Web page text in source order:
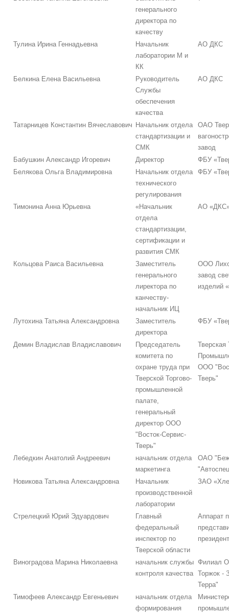
генерального
директора по
качеству
Тулина Ирина Геннадьевна
Начальник
лаборатории М и
КК
АО ДКС
Белкина Елена Васильевна
Руководитель
Службы
обеспечения
качества
АО ДКС
Татарницев Константин Вячеславович Начальник отдела
стандартизации и
СМК
ОАО
завод
Бабушкин Александр Игоревич
Директор
ФБУ
Белякова Ольга Владимировна
Начальник отдела
технического
регулирования
ФБУ
Тимонина Анна Юрьевна
«Начальник
отдела
стандартизации,
сертификации и
развития СМК
АО
Кольцова Раиса Васильевна
Заместитель
генерального
лиректора по
канчеству-
начальник ИЦ
ООО
завод
изделий
Лутохина Татьяна Александровна
Заместитель
директора
ФБУ
Демин Владислав Владиславович
Председатель
комитета по
охране труда при
Тверской Торгово-
промышленной
палате,
генеральный
директор ООО
"Восток-Сервис-
Тверь"
Тверская
ООО
Тверь"
Лебедкин Анатолий Андреевич
начальник отдела
маркетинга
ОАО
Новикова Татьяна Александровна
Начальник
производственной
лаборатории
ЗАО
Стрелецкий Юрий Эдуардович
Главный
федеральный
инспектор по
Тверской области
Аппарат
Виноградова Марина Николаевна
начальник службы
контроля качества
Филиал
Торжок -
Терра"
Тимофеев Александр Евгеньевич
начальник отдела
формирования